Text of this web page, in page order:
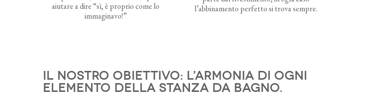
aiutare a dire “sì, è proprio come lo
immaginavo!”
l’abbinamento perfetto si trova sempre.
il nostro obiettivo: l’armonia di ogni
elemento della stanza da bagno.